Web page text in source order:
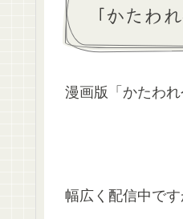
「かたわ
漫画版「かたわ
幅広く配信中で